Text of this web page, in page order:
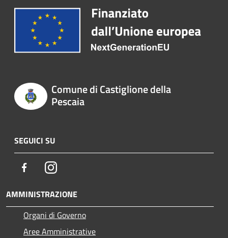
Comune di Castiglione della
Pescaia
SEGUICI SU
FacebookInstagram
AMMINISTRAZIONE
Organi di Governo
Aree Amministrative